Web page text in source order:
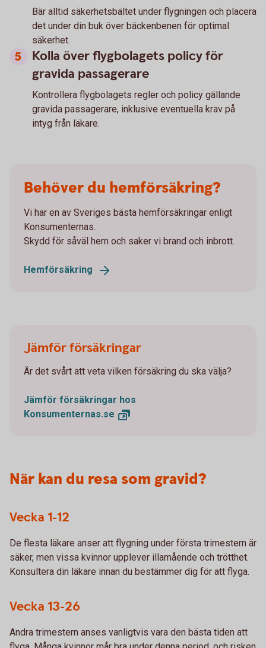
Bär alltid säkerhetsbältet under flygningen och placera
det under din buk över bäckenbenen för optimal
säkerhet.
Kolla över flygbolagets policy för
gravida passagerare
Kontrollera flygbolagets regler och policy gällande
gravida passagerare, inklusive eventuella krav på
intyg från läkare.
Behöver du hemförsäkring?
Vi har en av Sveriges bästa hemförsäkringar enligt
Konsumenternas.
Skydd för såväl hem och saker vi brand och inbrott.
Hemförsäkring
Jämför försäkringar
Är det svårt att veta vilken försäkring du ska välja?
Jämför försäkringar hos
Konsumenternas.se
När kan du resa som gravid?
Vecka 1-12
De flesta läkare anser att flygning under första trimestern är
säker, men vissa kvinnor upplever illamående och trötthet.
Konsultera din läkare innan du bestämmer dig för att flyga.
Vecka 13-26
Andra trimestern anses vanligtvis vara den bästa tiden att